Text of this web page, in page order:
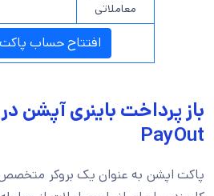
معاملاتی
افتتاح حساب
باز پرداخت باینری آپشن
PayOut
پاکت اپشن به عنوان یک بروکر